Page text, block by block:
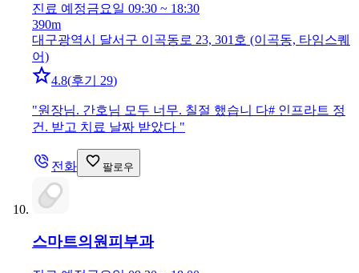
진료 예정금요일 09:30 ~ 18:30
390m
대구광역시 달서구 이곡동로 23, 301호 (이곡동, 타임스퀘
어)
4.8(후기 29)
"원장님. 간호님 모두 너무. 칠절 했습니 다# 인프라트 정
건. 받고 치료 날짜 받았다 "
전화 팔로우
스마트의원피부과